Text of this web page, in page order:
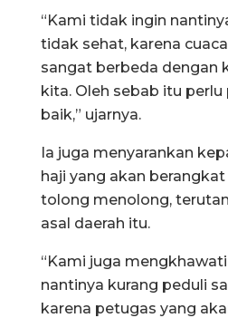
“Kami tidak ingin
tidak sehat, karena
sangat berbeda dengan
kita. Oleh sebab itu perlu
baik,” ujarnya.
Ia juga menyarankan
haji yang akan
tolong menolong,
asal daerah itu.
“Kami juga
nantinya kurang peduli
karena petugas yang